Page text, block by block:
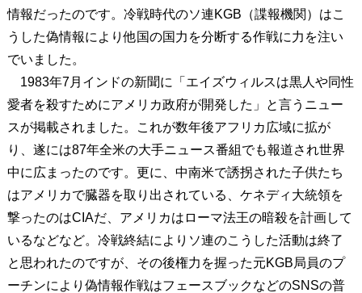
情報だったのです。冷戦時代のソ連KGB（諜報機関）はこ
うした偽情報により他国の国力を分断する作戦に力を注い
でいました。
1983年7月インドの新聞に「エイズウィルスは黒人や同性
愛者を殺すためにアメリカ政府が開発した」と言うニュー
スが掲載されました。これが数年後アフリカ広域に拡が
り、遂には87年全米の大手ニュース番組でも報道され世界
中に広まったのです。更に、中南米で誘拐された子供たち
はアメリカで臓器を取り出されている、ケネディ大統領を
撃ったのはCIAだ、アメリカはローマ法王の暗殺を計画して
いるなどなど。冷戦終結によりソ連のこうした活動は終了
と思われたのですが、その後権力を握った元KGB局員のプ
ーチンにより偽情報作戦はフェースブックなどのSNSの普